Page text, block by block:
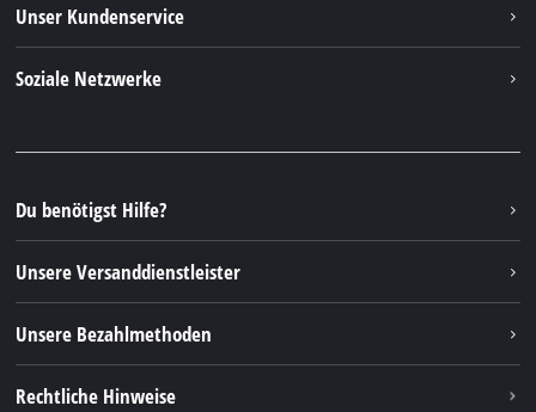
Nachhaltigkeit
Unser Kundenservice
FAQs
Rücksendungen / Widerruf
Verpackungsrichtlinien
Hinweise zur Batterieentsorgung
Vertrag widerrufen
Soziale Netzwerke
Instagram
TikTok
Pinterest
Linkedin
Du benötigst Hilfe?
Unsere Versanddienstleister
Unsere Bezahlmethoden
Rechtliche Hinweise